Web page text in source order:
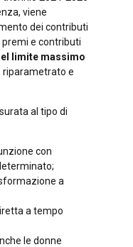
viene
dei contributi
premi e contributi
limite massimo
riparametrato e
al tipo di
con
a
a tempo
le donne